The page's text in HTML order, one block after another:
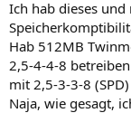
Ich hab dieses und
Hab 512MB
2,5-4-4-8
mit 2,5-3-3-8
Naja, wie gesagt,